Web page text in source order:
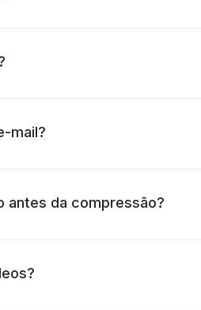
mail?
antes da compressão?